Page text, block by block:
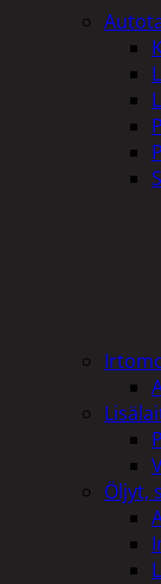
Öljyt,